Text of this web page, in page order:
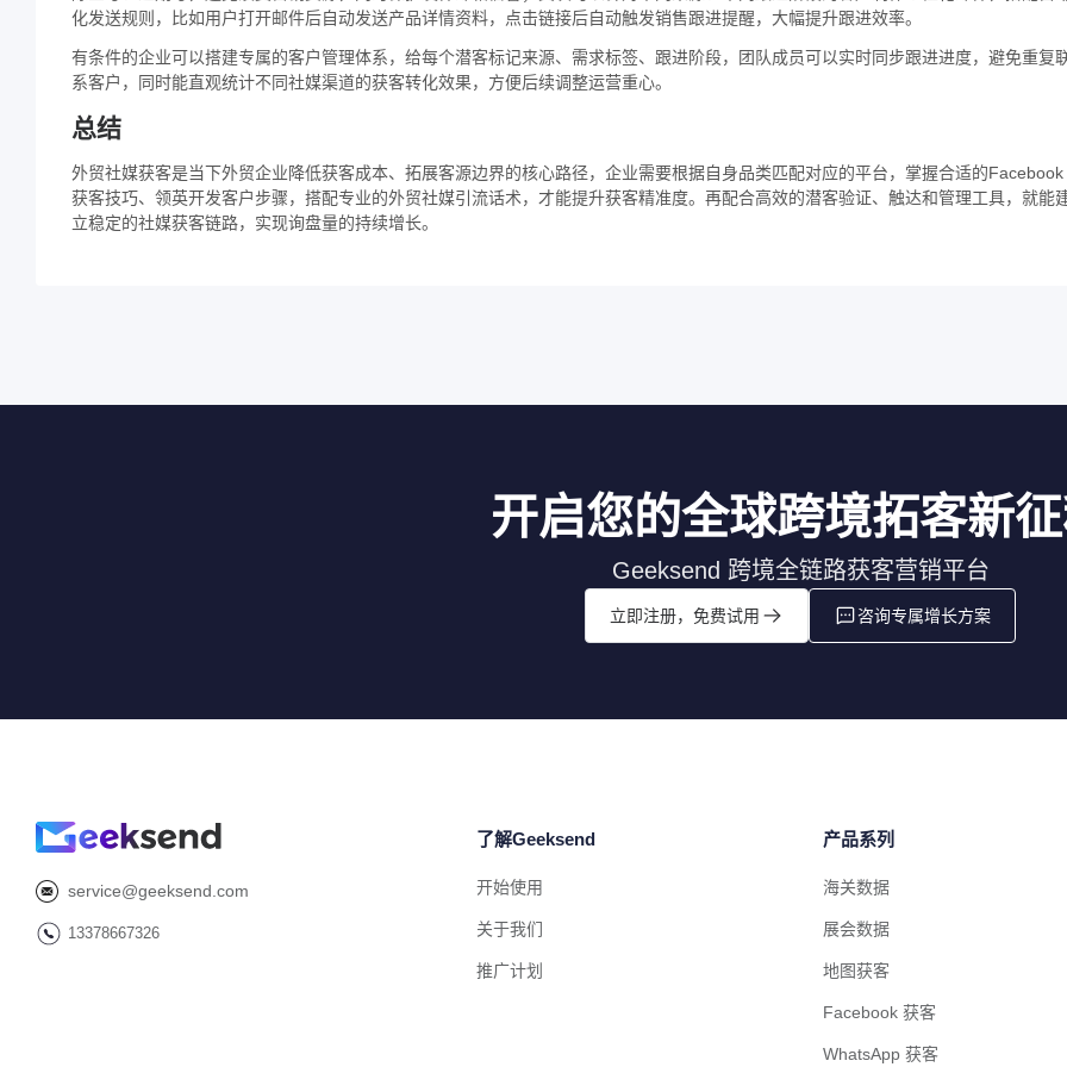
化发送规则，比如用户打开邮件后自动发送产品详情资料，点击链接后自动触发销售跟进提醒，大幅提升跟进效率。
有条件的企业可以搭建专属的客户管理体系，给每个潜客标记来源、需求标签、跟进阶段，团队成员可以实时同步跟进进度，避免重复
系客户，同时能直观统计不同社媒渠道的获客转化效果，方便后续调整运营重心。
总结
外贸社媒获客是当下外贸企业降低获客成本、拓展客源边界的核心路径，企业需要根据自身品类匹配对应的平台，掌握合适的Facebook
获客技巧、领英开发客户步骤，搭配专业的外贸社媒引流话术，才能提升获客精准度。再配合高效的潜客验证、触达和管理工具，就能
立稳定的社媒获客链路，实现询盘量的持续增长。
开启您的全球跨境拓客新
Geeksend 跨境全链路获客营销平台
立即注册，免费试用 咨询专属增长方案
service@geeksend.com
13378667326
了解Geeksend
开始使用
关于我们
推广计划
产品系列
海关数据
展会数据
地图获客
Facebook 获客
WhatsApp 获客